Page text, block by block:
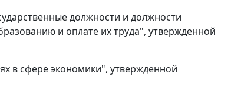
должности и должности
и оплате их труда", утвержденной
в сфере экономики", утвержденной